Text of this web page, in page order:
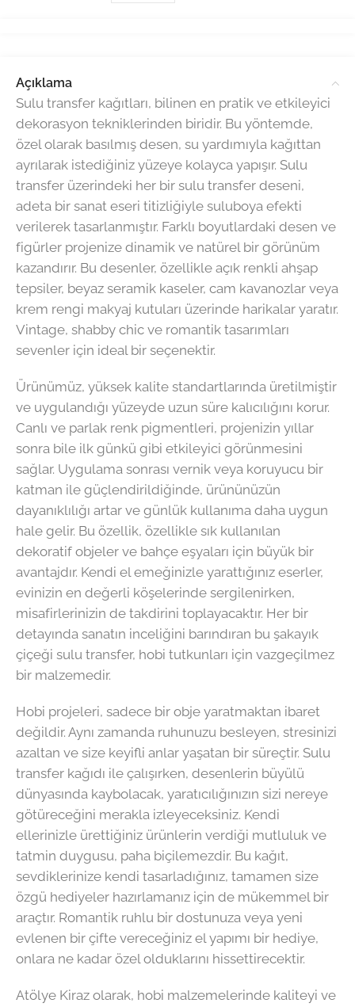
Açıklama
Sulu transfer kağıtları, bilinen en pratik ve etkileyici
dekorasyon tekniklerinden biridir. Bu yöntemde,
özel olarak basılmış desen, su yardımıyla kağıttan
ayrılarak istediğiniz yüzeye kolayca yapışır. Sulu
transfer üzerindeki her bir sulu transfer deseni,
adeta bir sanat eseri titizliğiyle suluboya efekti
verilerek tasarlanmıştır. Farklı boyutlardaki desen ve
figürler projenize dinamik ve natürel bir görünüm
kazandırır. Bu desenler, özellikle açık renkli ahşap
tepsiler, beyaz seramik kaseler, cam kavanozlar veya
krem rengi makyaj kutuları üzerinde harikalar yaratır.
Vintage, shabby chic ve romantik tasarımları
sevenler için ideal bir seçenektir.
Ürünümüz, yüksek kalite standartlarında üretilmiştir
ve uygulandığı yüzeyde uzun süre kalıcılığını korur.
Canlı ve parlak renk pigmentleri, projenizin yıllar
sonra bile ilk günkü gibi etkileyici görünmesini
sağlar. Uygulama sonrası vernik veya koruyucu bir
katman ile güçlendirildiğinde, ürününüzün
dayanıklılığı artar ve günlük kullanıma daha uygun
hale gelir. Bu özellik, özellikle sık kullanılan
dekoratif objeler ve bahçe eşyaları için büyük bir
avantajdır. Kendi el emeğinizle yarattığınız eserler,
evinizin en değerli köşelerinde sergilenirken,
misafirlerinizin de takdirini toplayacaktır. Her bir
detayında sanatın inceliğini barındıran bu şakayık
çiçeği sulu transfer, hobi tutkunları için vazgeçilmez
bir malzemedir.
Hobi projeleri, sadece bir obje yaratmaktan ibaret
değildir. Aynı zamanda ruhunuzu besleyen, stresinizi
azaltan ve size keyifli anlar yaşatan bir süreçtir. Sulu
transfer kağıdı ile çalışırken, desenlerin büyülü
dünyasında kaybolacak, yaratıcılığınızın sizi nereye
götüreceğini merakla izleyeceksiniz. Kendi
ellerinizle ürettiğiniz ürünlerin verdiği mutluluk ve
tatmin duygusu, paha biçilemezdir. Bu kağıt,
sevdiklerinize kendi tasarladığınız, tamamen size
özgü hediyeler hazırlamanız için de mükemmel bir
araçtır. Romantik ruhlu bir dostunuza veya yeni
evlenen bir çifte vereceğiniz el yapımı bir hediye,
onlara ne kadar özel olduklarını hissettirecektir.
Atölye Kiraz olarak, hobi malzemelerinde kaliteyi ve